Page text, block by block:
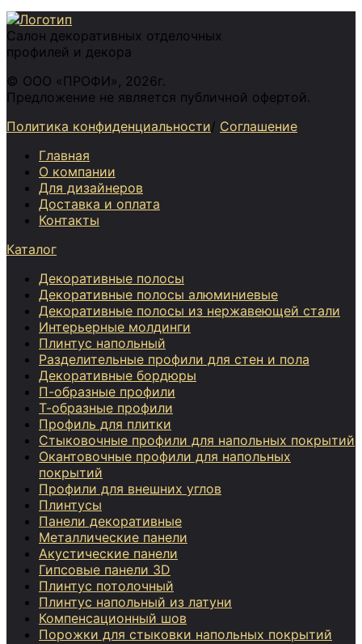
Салон декоративных отделочных
профилей и декора
© ООО «ПРОФИ», 2026г.
Предложение не является публичной офертой.
Политика конфиденциальности/ Соглашение
Главная
О компании
Для дизайнеров
Доставка и оплата
Контакты
Каталог
Декоративные полосы
Декоративные полосы алюминиевые
Декоративные полосы из нержавеющей стали
Интерьерные молдинги
Плинтус напольный
Разделительные профили для стен и пола
Декоративные бордюры
П-образные профили
Т-образные профили
Профиль для плитки
Стыковочные профили для напольных покрытий
Окантовочные профили для напольных
покрытий
Профили для внешних углов
Плинтусы
Панели декоративные
Металлические панели
Акустические панели
Гипсовые панели 3D
Плинтус потолочный
Плинтус напольный из латуни
Компенсационный шов
Порожки для стыковки напольных покрытий